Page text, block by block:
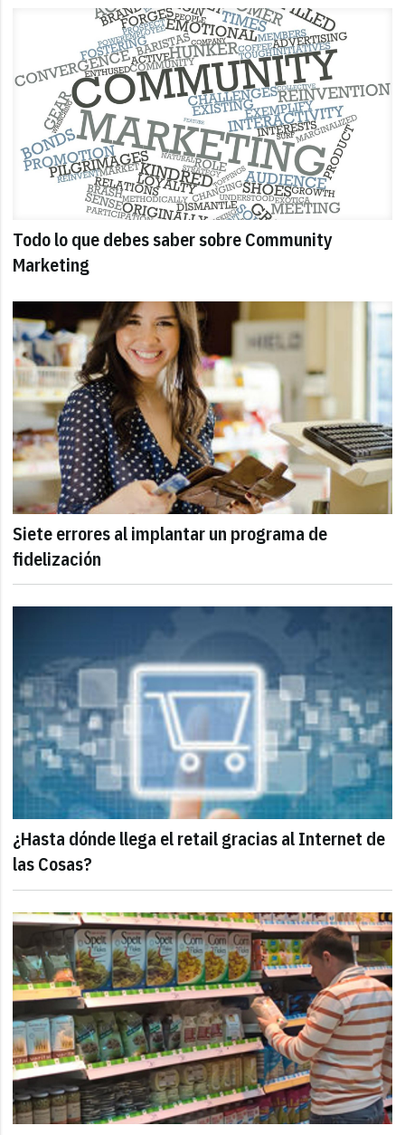
Todo lo que debes saber sobre Community
Marketing
Siete errores al implantar un programa de
fidelización
¿Hasta dónde llega el retail gracias al Internet de
las Cosas?